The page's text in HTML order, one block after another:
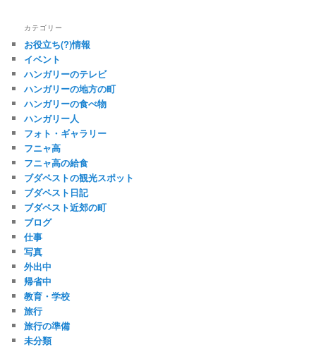
カテゴリー
お役立ち(?)情報
イベント
ハンガリーのテレビ
ハンガリーの地方の町
ハンガリーの食べ物
ハンガリー人
フォト・ギャラリー
フニャ高
フニャ高の給食
ブダペストの観光スポット
ブダペスト日記
ブダペスト近郊の町
ブログ
仕事
写真
外出中
帰省中
教育・学校
旅行
旅行の準備
未分類